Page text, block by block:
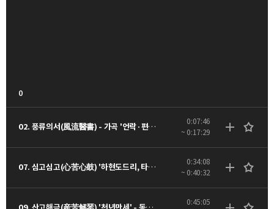
0
02. 풍류의서(風流醫書) - 가곡 '언락·편수대엽' - 동영상
0:07:46
~ 0:17:29
07. 심고심고(心苦心鼓) '하현도드리, 타령' - 동영상
0:34:08
~ 0:40:32
0:45:05